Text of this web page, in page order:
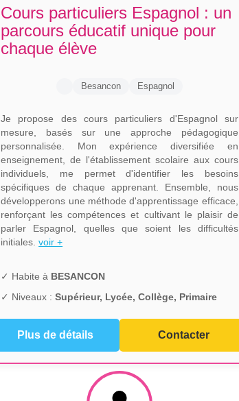
Cours particuliers Espagnol : un
parcours éducatif unique pour
chaque élève
Besancon Espagnol
Je propose des cours particuliers d'Espagnol sur
mesure, basés sur une approche pédagogique
personnalisée. Mon expérience diversifiée en
enseignement, de l'établissement scolaire aux cours
individuels, me permet d'identifier les besoins
spécifiques de chaque apprenant. Ensemble, nous
développerons une méthode d'apprentissage efficace,
renforçant les compétences et cultivant le plaisir de
parler Espagnol, quelles que soient les difficultés
initiales.voir +
✓ Habite à BESANCON
✓ Niveaux :Supérieur, Lycée, Collège, Primaire
Plus de détails Contacter